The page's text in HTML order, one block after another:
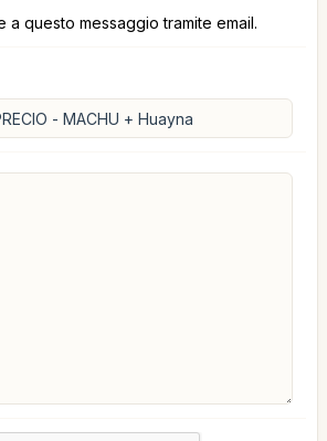
a questo messaggio tramite email.